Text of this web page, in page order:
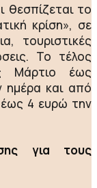
θεσπίζεται το
κρίση», σε
τουριστικές
Το τέλος
Μάρτιο έως
ημέρα και από
4 ευρώ την
για τους